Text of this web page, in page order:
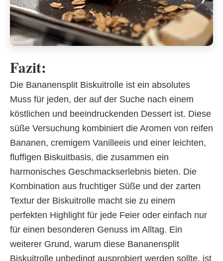
Fazit:
Die Bananensplit Biskuitrolle ist ein absolutes
Muss für jeden, der auf der Suche nach einem
köstlichen und beeindruckenden Dessert ist. Diese
süße Versuchung kombiniert die Aromen von reifen
Bananen, cremigem Vanilleeis und einer leichten,
fluffigen Biskuitbasis, die zusammen ein
harmonisches Geschmackserlebnis bieten. Die
Kombination aus fruchtiger Süße und der zarten
Textur der Biskuitrolle macht sie zu einem
perfekten Highlight für jede Feier oder einfach nur
für einen besonderen Genuss im Alltag. Ein
weiterer Grund, warum diese Bananensplit
Biskuitrolle unbedingt ausprobiert werden sollte, ist